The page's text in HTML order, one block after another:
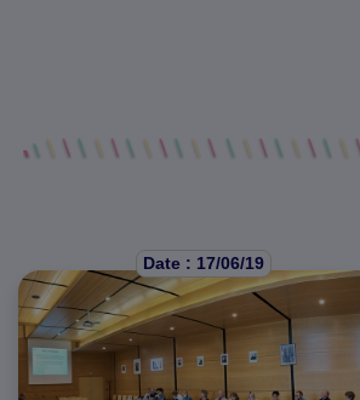
Date : 17/06/19